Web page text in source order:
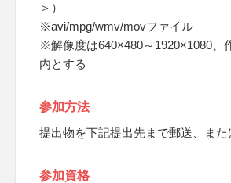
＞）
※avi/mpg/wmv/movファイル
※解像度は640×480～1920×1080、
内とする
参加方法
提出物を下記提出先まで郵送、また
参加資格